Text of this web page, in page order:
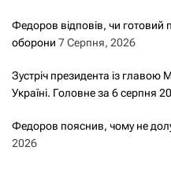
Федоров відповів, чи готовий
оборони 7 Серпня, 2026
Зустріч президента із
Україні. Головне за 6 серпня
Федоров пояснив, чому не
2026